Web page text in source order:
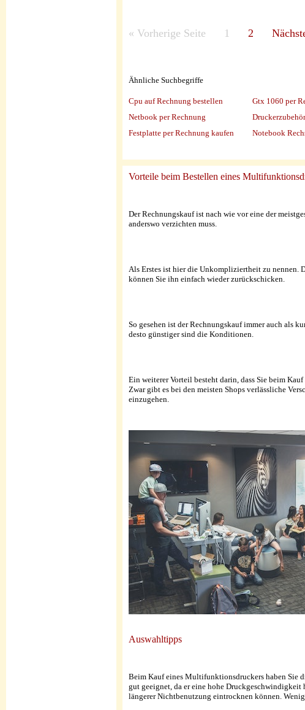
« Vorherige Seite 1 2
Ähnliche Suchbegriffe
Cpu auf Rechnung bestellen
Netbook per Rechnung
Festplatte per Rechnung kaufen
Gtx 1060 per
Notebook
Vorteile beim Bestellen eines
Der Rechnungskauf ist nach wie vor eine der
anderswo verzichten muss.
Als Erstes ist hier die Unkompliziertheit zu nennen.
können Sie ihn einfach wieder zurückschicken.
So gesehen ist der Rechnungskauf immer auch als
desto günstiger sind die Konditionen.
Ein weiterer Vorteil besteht darin, dass Sie beim
Zwar gibt es bei den meisten Shops verlässliche
einzugehen.
Auswahltipps
Beim Kauf eines Multifunktionsdruckers haben Sie
gut geeignet, da er eine hohe
längerer Nichtbenutzung eintrocknen können.